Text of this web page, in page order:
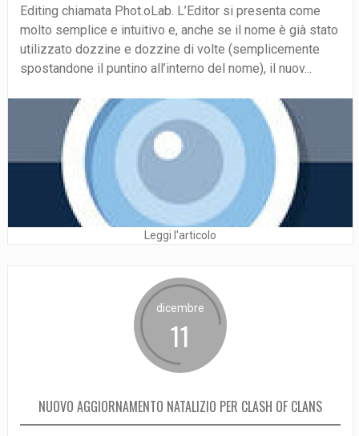
Editing chiamata Phot.oLab. L’Editor si presenta come
molto semplice e intuitivo e, anche se il nome è già stato
utilizzato dozzine e dozzine di volte (semplicemente
spostandone il puntino all’interno del nome), il nuov...
Leggi l'articolo
dicembre
11
NUOVO AGGIORNAMENTO NATALIZIO PER CLASH OF CLANS